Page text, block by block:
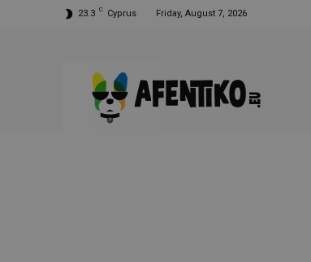
23.3 C Cyprus Friday, August 7, 2026